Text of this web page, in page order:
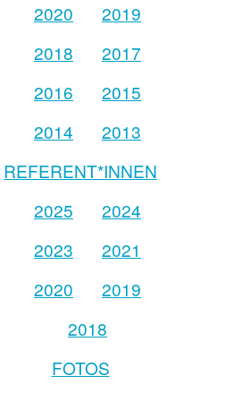
2020
2019
2018
2017
2016
2015
2014
2013
REFERENT*INNEN
2025
2024
2023
2021
2020
2019
2018
FOTOS